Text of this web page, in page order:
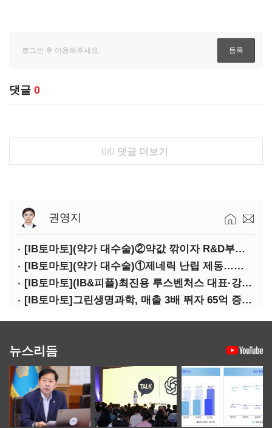
댓글 0
0/0 댓글 더보기
권영지
[IB토마토](약가 대수술)②약값 깎이자 R&D부터 축소…제약업계 비상경영 돌입
[IB토마토](약가 대수술)①제네릭 난립 제동…중소 제약사 수익성 비상
[IB토마토](IB&피플)최진용 루스벤처스 대표·강승순 이사
[IB토마토]그린생명과학, 매출 3배 뛰자 65억 증설…상위 2곳 의존도 82%
뉴스리듬